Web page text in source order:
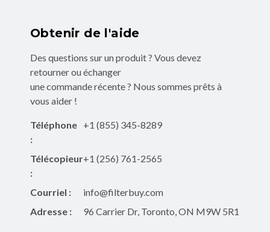
Obtenir de l'aide
Des questions sur un produit ? Vous devez
retourner ou échanger
une commande récente ? Nous sommes prêts à
vous aider !
Téléphone
:
+1 (855) 345-8289
Télécopieur
:
+1 (256) 761-2565
Courriel :
info@filterbuy.com
Adresse :
96 Carrier Dr, Toronto, ON M9W 5R1